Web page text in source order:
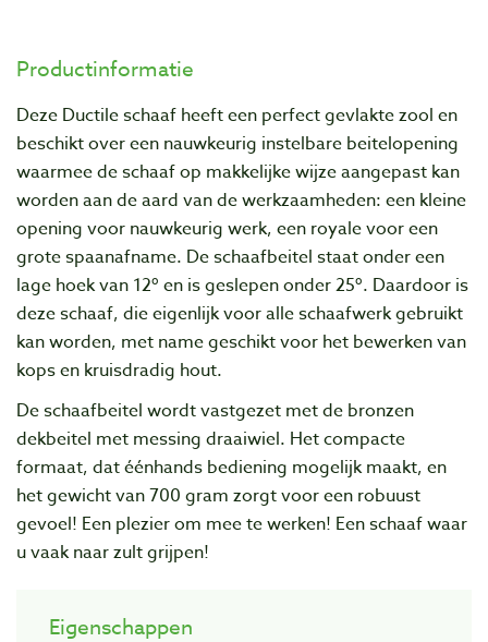
Productinformatie
Deze Ductile schaaf heeft een perfect gevlakte zool en
beschikt over een nauwkeurig instelbare beitelopening
waarmee de schaaf op makkelijke wijze aangepast kan
worden aan de aard van de werkzaamheden: een kleine
opening voor nauwkeurig werk, een royale voor een
grote spaanafname. De schaafbeitel staat onder een
lage hoek van 12º en is geslepen onder 25º. Daardoor is
deze schaaf, die eigenlijk voor alle schaafwerk gebruikt
kan worden, met name geschikt voor het bewerken van
kops en kruisdradig hout.
De schaafbeitel wordt vastgezet met de bronzen
dekbeitel met messing draaiwiel. Het compacte
formaat, dat éénhands bediening mogelijk maakt, en
het gewicht van 700 gram zorgt voor een robuust
gevoel! Een plezier om mee te werken! Een schaaf waar
u vaak naar zult grijpen!
Eigenschappen